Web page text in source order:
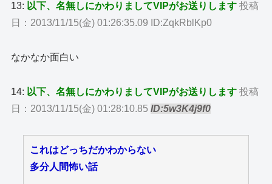
13: 以下、名無しにかわりましてVIPがお送りします 投稿
日：2013/11/15(金) 01:26:35.09 ID:ZqkRblKp0
なかなか面白い
14: 以下、名無しにかわりましてVIPがお送りします 投稿
日：2013/11/15(金) 01:28:10.85ID:5w3K4j9f0
これはどっちだかわからない
多分人間怖い話